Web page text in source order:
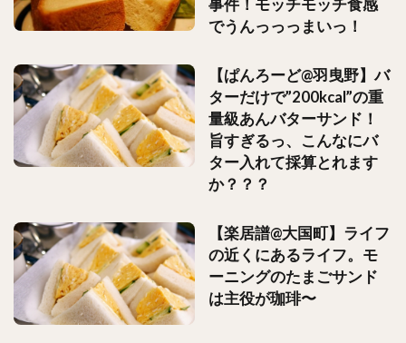
事件！モッチモッチ食感
でうんっっっまいっ！
【ぱんろーど@羽曳野】バ
ターだけで”200kcal”の重
量級あんバターサンド！
旨すぎるっ、こんなにバ
ター入れて採算とれます
か？？？
【楽居譜@大国町】ライフ
の近くにあるライフ。モ
ーニングのたまごサンド
は主役が珈琲〜